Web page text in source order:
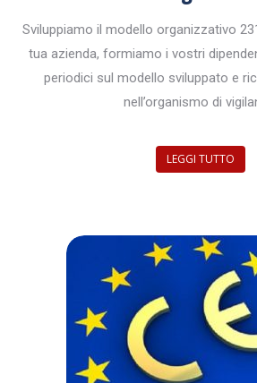
Sviluppiamo il modello organizzativo
tua azienda, formiamo i vostri
periodici sul modello sviluppato e
nell’organismo di
LEGGI TUTTO